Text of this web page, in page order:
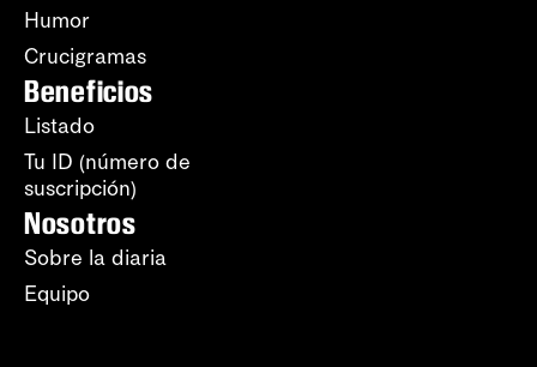
Humor
Crucigramas
Beneficios
Listado
Tu ID (número de
suscripción)
Nosotros
Sobre la diaria
Equipo